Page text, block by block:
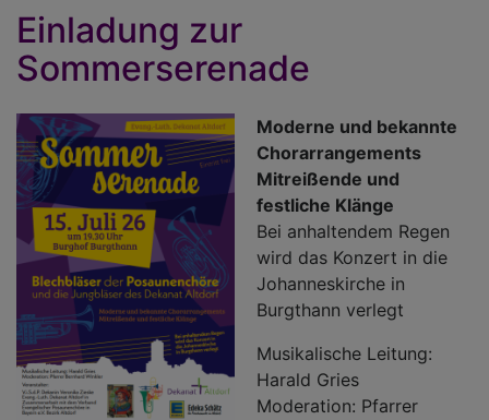
Einladung zur
Sommerserenade
Moderne und bekannte
Chorarrangements
Mitreißende und
festliche Klänge
Bei anhaltendem Regen
wird das Konzert in die
Johanneskirche in
Burgthann verlegt
Musikalische Leitung:
Harald Gries
Moderation: Pfarrer